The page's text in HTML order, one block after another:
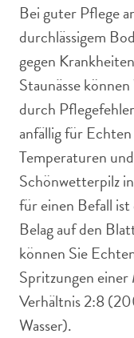
Bei guter Pflege
durchlässigem
gegen
Staunässe
durch
anfällig für
Temperaturen
Schönwetterpilz
für einen Befall
Belag auf den
können Sie
Spritzungen
Verhältnis 2:8
Wasser).